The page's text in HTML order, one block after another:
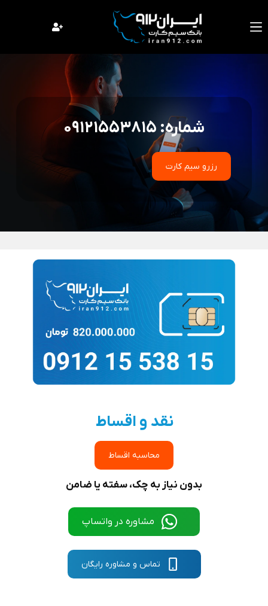
محتوا
شماره: 09121553815
رزرو سیم کارت
نقد و اقساط
محاسبه اقساط
بدون نیاز به چک، سفته یا ضامن
مشاوره در واتساپ
تماس و مشاوره رایگان